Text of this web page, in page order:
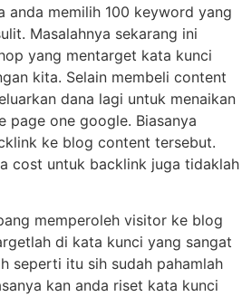
anda memilih 100 keyword yang
Masalahnya sekarang ini
yang mentarget kata kunci
kita. Selain membeli content
dana lagi untuk menaikan
page one google. Biasanya
ke blog content tersebut.
cost untuk backlink juga tidaklah
memperoleh visitor ke blog
di kata kunci yang sangat
seperti itu sih sudah pahamlah
kan anda riset kata kunci